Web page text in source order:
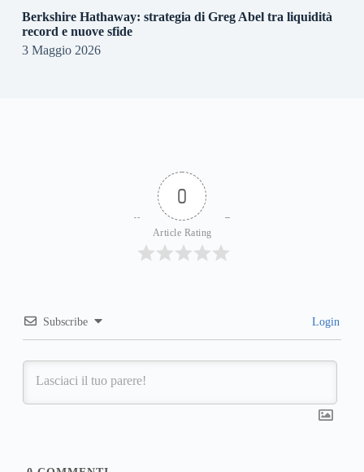
Berkshire Hathaway: strategia di Greg Abel tra liquidità
record e nuove sfide
3 Maggio 2026
0
Article Rating
Subscribe Login